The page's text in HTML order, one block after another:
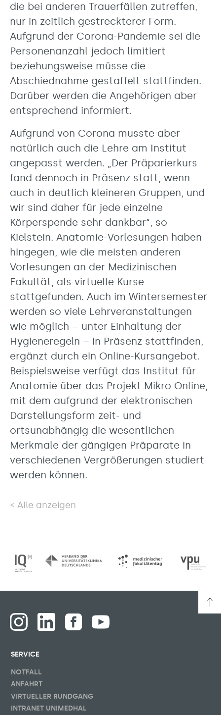
die bei anderen Trauerfällen zutreffen,
nur in zeitlich gestreckterer Form.
Aufgrund der Corona-Pandemie sei die
Personenanzahl jedoch limitiert
beziehungsweise müsse die
Abschiednahme gestaffelt stattfinden.
Darüber werden die Angehörigen aber
entsprechend informiert.
Aufgrund von Corona musste aber
natürlich auch die Lehre am Institut
angepasst werden. „Der Präparierkurs
fand dennoch in Präsenz statt, wenn
auch in deutlich kleineren Gruppen, und
wir sind daher für jede einzelne
Körperspende sehr dankbar“, so
Kielstein. Anatomie-Vorlesungen haben
hingegen, wie die meisten anderen
Vorlesungen an der Medizinischen
Fakultät, als virtuelle Kurse
stattgefunden. Auch im Wintersemester
werden so viele Lehrveranstaltungen
wie möglich – unter Einhaltung der
Hygieneregeln – in Präsenz stattfinden,
ergänzt durch ein Online-Kursangebot.
Beispielsweise verfügt das Institut für
Anatomie über das Projekt Mikro Online,
mit dem aufgrund der elektronischen
Darstellungsform zeit- und
ortsunabhängig die wesentlichen
Merkmale der gängigen Präparate in
verschiedenen Vergrößerungen studiert
werden können.
Alle anzeigen
SERVICE
NOTFALL
ANFAHRT
VIRTUELLER RUNDGANG
INTRANET UNIMEDHAL